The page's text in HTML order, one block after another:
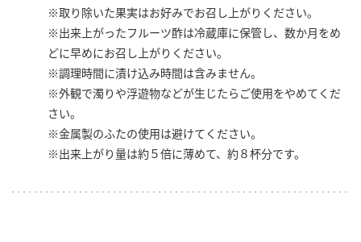
※取り除いた果実はお好みでお召し上がりください。
※出来上がったフルーツ酢は冷蔵庫に保管し、数か月をめ
どに早めにお召し上がりください。
※調理時間に漬け込み時間は含みません。
※外観で濁りや浮遊物などが生じたらご使用をやめてくだ
さい。
※金属製のふたの使用は避けてください。
※出来上がり量は約５倍に薄めて、約８杯分です。